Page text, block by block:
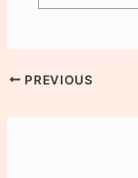
PREVIOUS